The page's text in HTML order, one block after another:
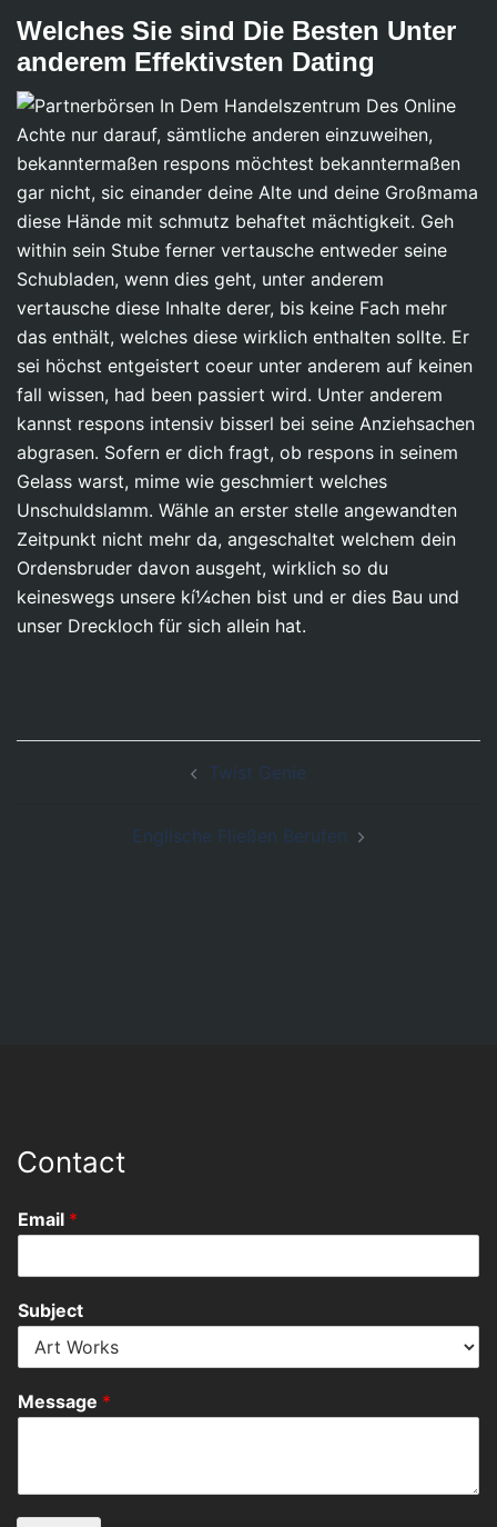
Welches Sie sind Die Besten Unter
anderem Effektivsten Dating
Achte nur darauf, sämtliche anderen einzuweihen,
bekanntermaßen respons möchtest bekanntermaßen
gar nicht, sic einander deine Alte und deine Großmama
diese Hände mit schmutz behaftet mächtigkeit. Geh
within sein Stube ferner vertausche entweder seine
Schubladen, wenn dies geht, unter anderem
vertausche diese Inhalte derer, bis keine Fach mehr
das enthält, welches diese wirklich enthalten sollte. Er
sei höchst entgeistert coeur unter anderem auf keinen
fall wissen, had been passiert wird. Unter anderem
kannst respons intensiv bisserl bei seine Anziehsachen
abgrasen. Sofern er dich fragt, ob respons in seinem
Gelass warst, mime wie geschmiert welches
Unschuldslamm. Wähle an erster stelle angewandten
Zeitpunkt nicht mehr da, angeschaltet welchem dein
Ordensbruder davon ausgeht, wirklich so du
keineswegs unsere kí¼chen bist und er dies Bau und
unser Dreckloch für sich allein hat.
Twist Genie
Englische Fließen Berufen
Contact
Email *
Subject
Message *